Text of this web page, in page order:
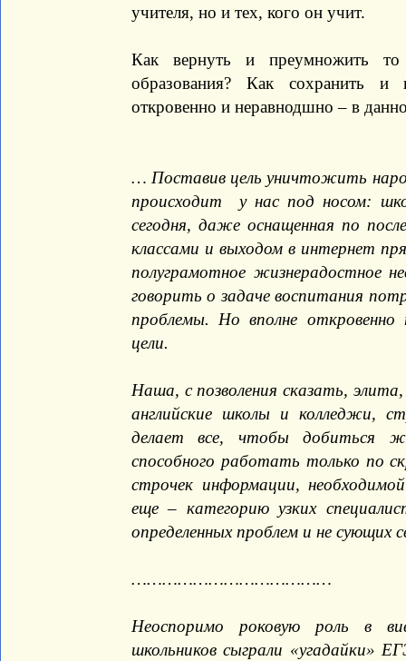
учителя, но и тех, кого он учит.
Как вернуть и преумножить
образования? Как сохранить и
откровенно и неравнодшно – в
… Поставив цель уничтожить
происходит у нас под носом:
сегодня, даже оснащенная по
классами и выходом в интернет
полуграмотное жизнерадостное
говорить о задаче воспитания
проблемы. Но вполне откровенно
цели.
Наша, с позволения сказать,
английские школы и колледжи,
делает все, чтобы добиться
способного работать только по
строчек информации,
еще – категорию узких
определенных проблем и не сующих
…………………………………
Неоспоримо роковую роль в
школьников сыграли «угадайки»